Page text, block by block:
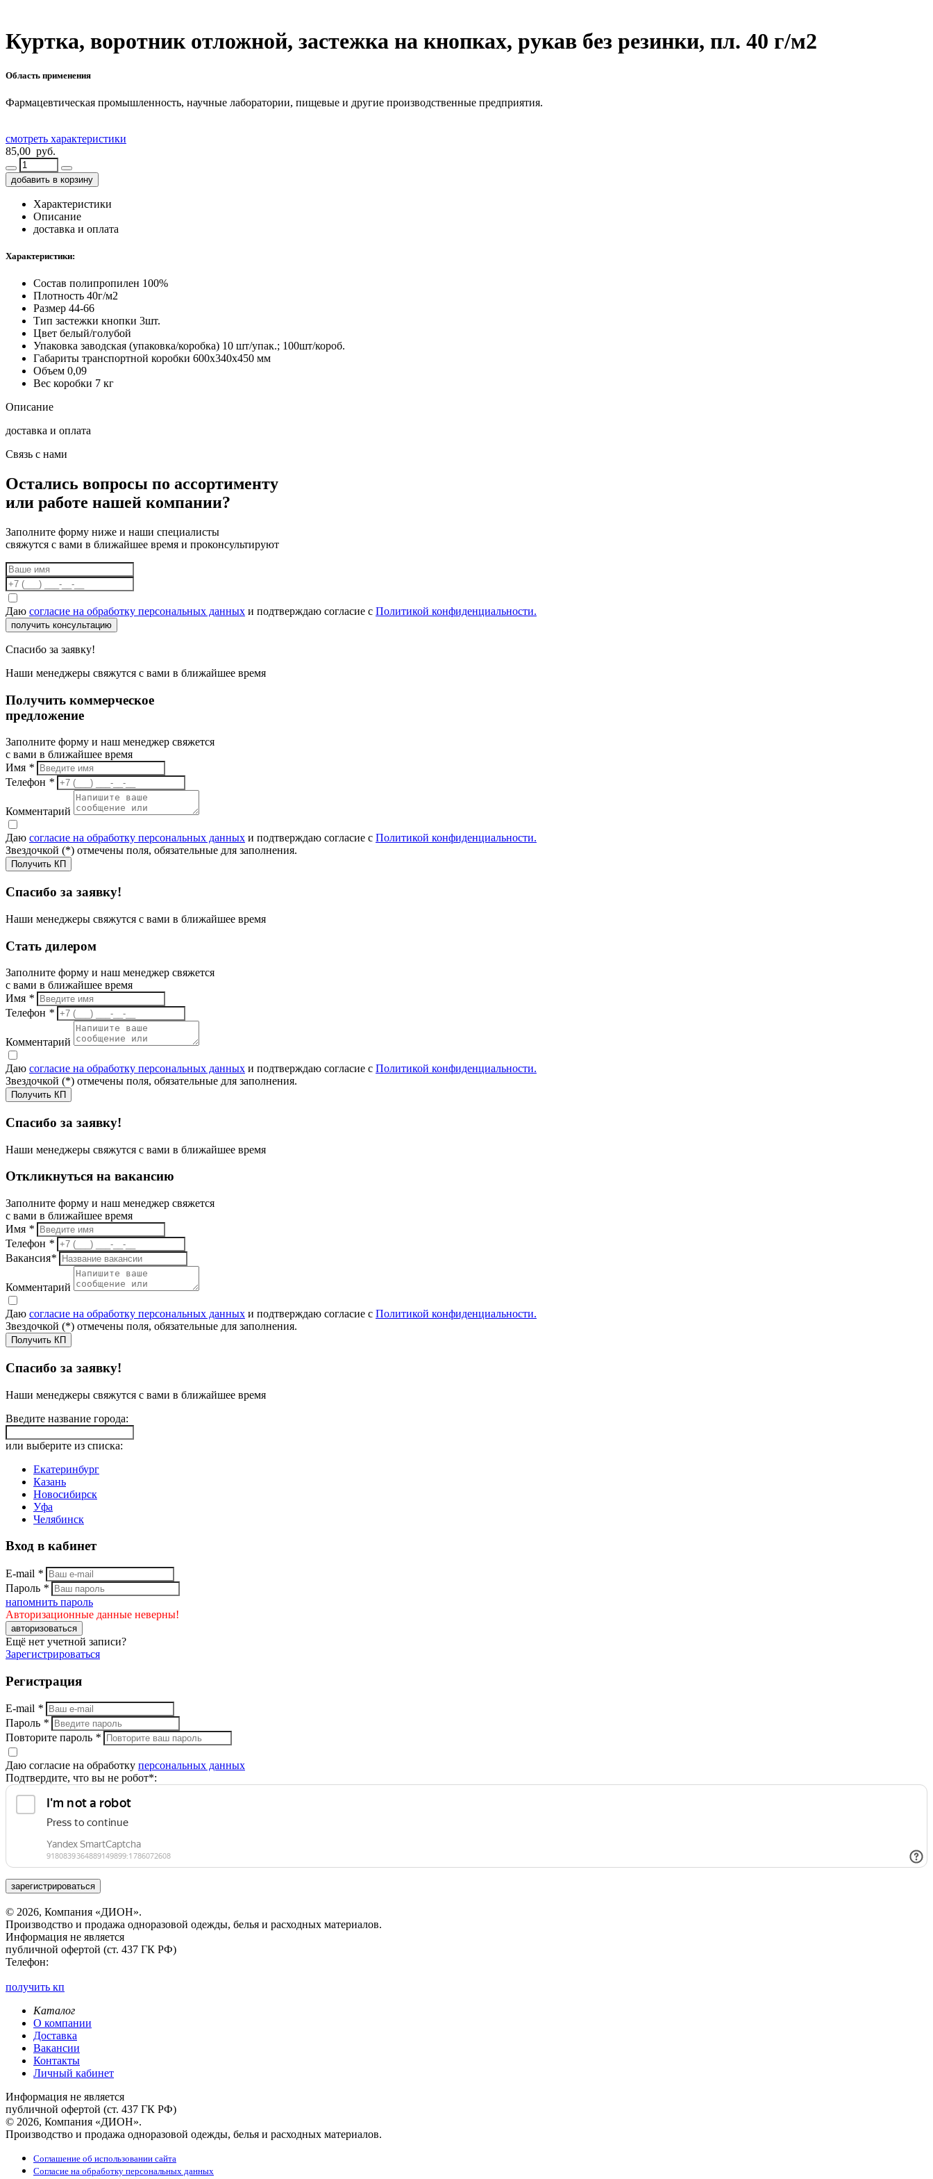
Куртка, воротник отложной, застежка на кнопках, рукав без резинки, пл. 40 г/м2
Область применения
Фармацевтическая промышленность, научные лаборатории, пищевые и другие производственные предприятия.
смотреть характеристики
85,00 руб.
добавить в корзину
Характеристики
Описание
доставка и оплата
Характеристики:
Состав полипропилен 100%
Плотность 40г/м2
Размер 44-66
Тип застежки кнопки 3шт.
Цвет белый/голубой
Упаковка заводская (упаковка/коробка) 10 шт/упак.; 100шт/короб.
Габариты транспортной коробки 600х340х450 мм
Объем 0,09
Вес коробки 7 кг
Описание
доставка и оплата
Связь с нами
Остались вопросы по ассортименту
или работе нашей компании?
Заполните форму ниже и наши специалисты
свяжутся с вами в ближайшее время и проконсультируют
Даю согласие на обработку персональных данных и подтверждаю согласие с Политикой конфиденциальности.
получить консультацию
Спасибо за заявку!
Наши менеджеры свяжутся с вами в ближайшее время
Получить коммерческое
предложение
Заполните форму и наш менеджер свяжется
с вами в ближайшее время
Имя *
Телефон *
Комментарий
Даю согласие на обработку персональных данных и подтверждаю согласие с Политикой конфиденциальности.
Звездочкой (*) отмечены поля, обязательные для заполнения.
Получить КП
Спасибо за заявку!
Наши менеджеры свяжутся с вами в ближайшее время
Стать дилером
Заполните форму и наш менеджер свяжется
с вами в ближайшее время
Имя *
Телефон *
Комментарий
Даю согласие на обработку персональных данных и подтверждаю согласие с Политикой конфиденциальности.
Звездочкой (*) отмечены поля, обязательные для заполнения.
Получить КП
Спасибо за заявку!
Наши менеджеры свяжутся с вами в ближайшее время
Откликнуться на вакансию
Заполните форму и наш менеджер свяжется
с вами в ближайшее время
Имя *
Телефон *
Вакансия*
Комментарий
Даю согласие на обработку персональных данных и подтверждаю согласие с Политикой конфиденциальности.
Звездочкой (*) отмечены поля, обязательные для заполнения.
Получить КП
Спасибо за заявку!
Наши менеджеры свяжутся с вами в ближайшее время
Введите название города:
или выберите из списка:
Екатеринбург
Казань
Новосибирск
Уфа
Челябинск
Вход в кабинет
E-mail *
Пароль *
напомнить пароль
Авторизационные данные неверны!
авторизоваться
Ещё нет учетной записи?
Зарегистрироваться
Регистрация
E-mail *
Пароль *
Повторите пароль *
Даю согласие на обработку персональных данных
Подтвердите, что вы не робот*:
зарегистрироваться
© 2026, Компания «ДИОН».
Производство и продажа одноразовой одежды, белья и расходных материалов.
Информация не является
публичной офертой (ст. 437 ГК РФ)
Телефон:
получить кп
Каталог
О компании
Доставка
Вакансии
Контакты
Личный кабинет
Информация не является
публичной офертой (ст. 437 ГК РФ)
© 2026, Компания «ДИОН».
Производство и продажа одноразовой одежды, белья и расходных материалов.
Соглашение об использовании сайта
Согласие на обработку персональных данных